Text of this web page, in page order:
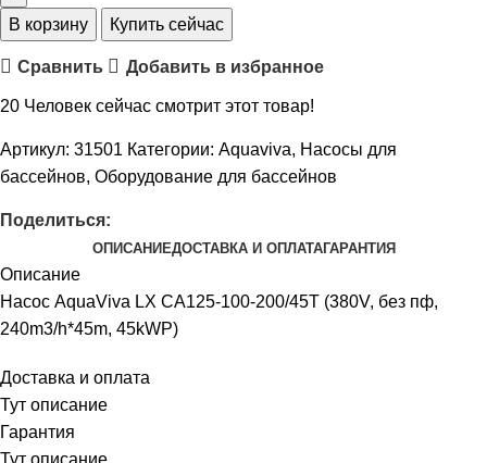
В корзину Купить сейчас
Сравнить Добавить в избранное
20 Человек сейчас смотрит этот товар!
Артикул: 31501 Категории: Aquaviva, Насосы для
бассейнов, Оборудование для бассейнов
Поделиться:
ОПИСАНИЕДОСТАВКА И ОПЛАТАГАРАНТИЯ
Описание
Насос AquaViva LX CA125-100-200/45T (380V, без пф,
240m3/h*45m, 45kWP)
Доставка и оплата
Тут описание
Гарантия